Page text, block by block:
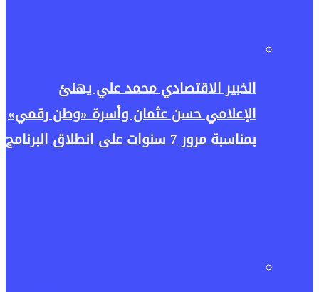
الخبير الاقتصادي محمد علي يهنئ
الإعلامي حسن عثمان وأسرة «وطن رقمي»
بمناسبة مرور 7 سنوات على انطلاق البرنامج